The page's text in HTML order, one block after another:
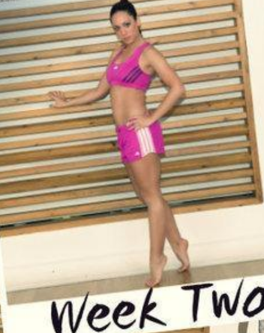
ΝΜ
Ένα μεγάλο και όμορφο
Κ
ΚΟΡΥΔΑΛΛOΣ
Το pilates έχει τον δικό του
Κορυδαλλό
ΠΕΥ
ΠΕΥΚΗ
Η εξέλιξη της ευεξίας στην Πεύκη
ΠΣ
ΠΕΡΙΣΤΈΡΙNEOΣ ΧΩΡΟΣ
Προορισμός Pilates στην Καρδιά της